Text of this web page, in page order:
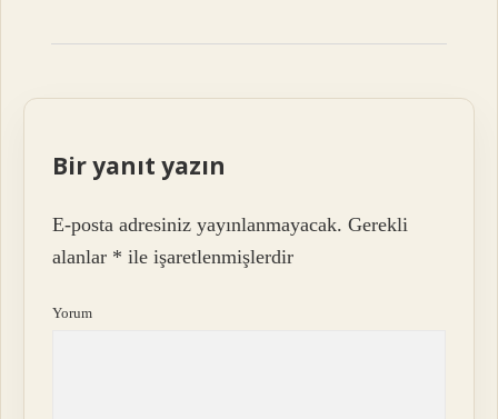
Bir yanıt yazın
E-posta adresiniz yayınlanmayacak. Gerekli
alanlar * ile işaretlenmişlerdir
Yorum